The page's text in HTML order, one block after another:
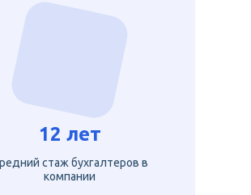
12 лет
стаж бухгалтеров в
компании